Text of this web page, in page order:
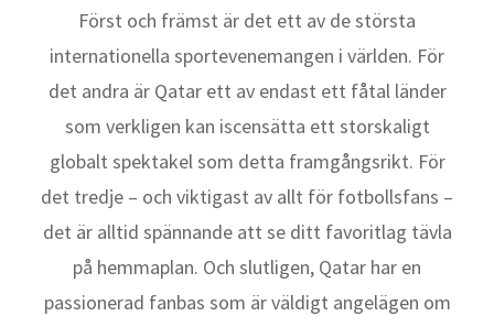
Först och främst är det ett av de största
internationella sportevenemangen i världen. För
det andra är Qatar ett av endast ett fåtal länder
som verkligen kan iscensätta ett storskaligt
globalt spektakel som detta framgångsrikt. För
det tredje – och viktigast av allt för fotbollsfans –
det är alltid spännande att se ditt favoritlag tävla
på hemmaplan. Och slutligen, Qatar har en
passionerad fanbas som är väldigt angelägen om